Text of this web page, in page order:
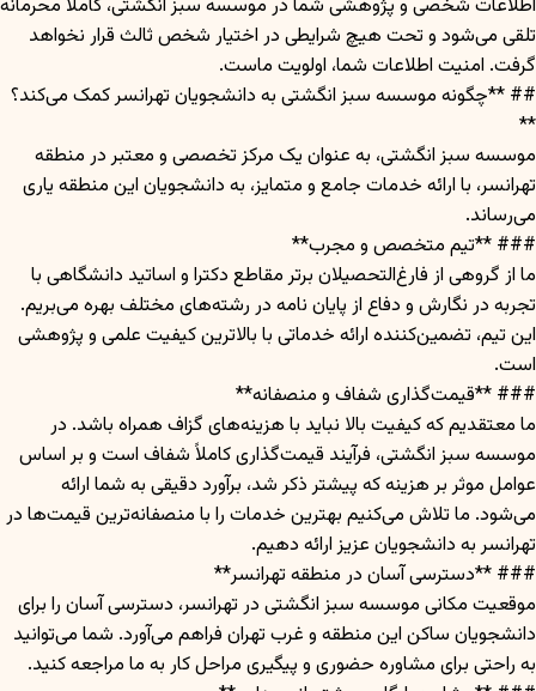
اطلاعات شخصی و پژوهشی شما در موسسه سبز انگشتی، کاملاً محرمانه
تلقی می‌شود و تحت هیچ شرایطی در اختیار شخص ثالث قرار نخواهد
گرفت. امنیت اطلاعات شما، اولویت ماست.
## **چگونه موسسه سبز انگشتی به دانشجویان تهرانسر کمک می‌کند؟
**
موسسه سبز انگشتی، به عنوان یک مرکز تخصصی و معتبر در منطقه
تهرانسر، با ارائه خدمات جامع و متمایز، به دانشجویان این منطقه یاری
می‌رساند.
### **تیم متخصص و مجرب**
ما از گروهی از فارغ‌التحصیلان برتر مقاطع دکترا و اساتید دانشگاهی با
تجربه در نگارش و دفاع از پایان نامه در رشته‌های مختلف بهره می‌بریم.
این تیم، تضمین‌کننده ارائه خدماتی با بالاترین کیفیت علمی و پژوهشی
است.
### **قیمت‌گذاری شفاف و منصفانه**
ما معتقدیم که کیفیت بالا نباید با هزینه‌های گزاف همراه باشد. در
موسسه سبز انگشتی، فرآیند قیمت‌گذاری کاملاً شفاف است و بر اساس
عوامل موثر بر هزینه که پیشتر ذکر شد، برآورد دقیقی به شما ارائه
می‌شود. ما تلاش می‌کنیم بهترین خدمات را با منصفانه‌ترین قیمت‌ها در
تهرانسر به دانشجویان عزیز ارائه دهیم.
### **دسترسی آسان در منطقه تهرانسر**
موقعیت مکانی موسسه سبز انگشتی در تهرانسر، دسترسی آسان را برای
دانشجویان ساکن این منطقه و غرب تهران فراهم می‌آورد. شما می‌توانید
به راحتی برای مشاوره حضوری و پیگیری مراحل کار به ما مراجعه کنید.